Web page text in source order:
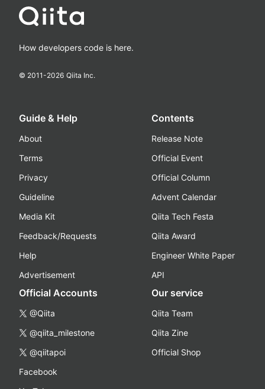
How developers code is here.
© 2011-2026 Qiita Inc.
Guide & Help
About
Terms
Privacy
Guideline
Media Kit
Feedback/Requests
Help
Advertisement
Contents
Release Note
Official Event
Official Column
Advent Calendar
Qiita Tech Festa
Qiita Award
Engineer White Paper
API
Official Accounts
@Qiita
@qiita_milestone
@qiitapoi
Facebook
Our service
Qiita Team
Qiita Zine
Official Shop